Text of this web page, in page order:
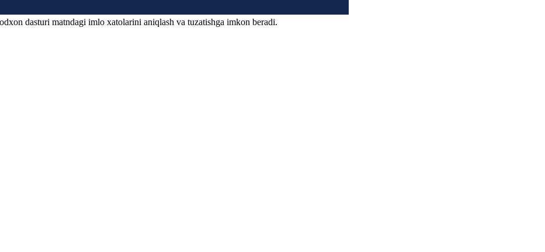
dasturi matndagi imlo xatolarini aniqlash va tuzatishga imkon beradi.